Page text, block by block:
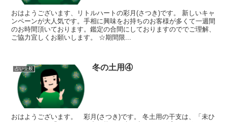
おはようございます、リトルハートの彩月(さつき)です。 新しいキャ
ンペーンが大人気です。手相に興味をお持ちのお客様が多くて一週間
のお時間頂いております。鑑定の合間にしておりますのででご理解、
ご協力宜しくお願いします。 ☆期間限...
占い全般 冬の土用④
おはようございます。 彩月(さつき)です。 冬土用の干支は、「未ひ